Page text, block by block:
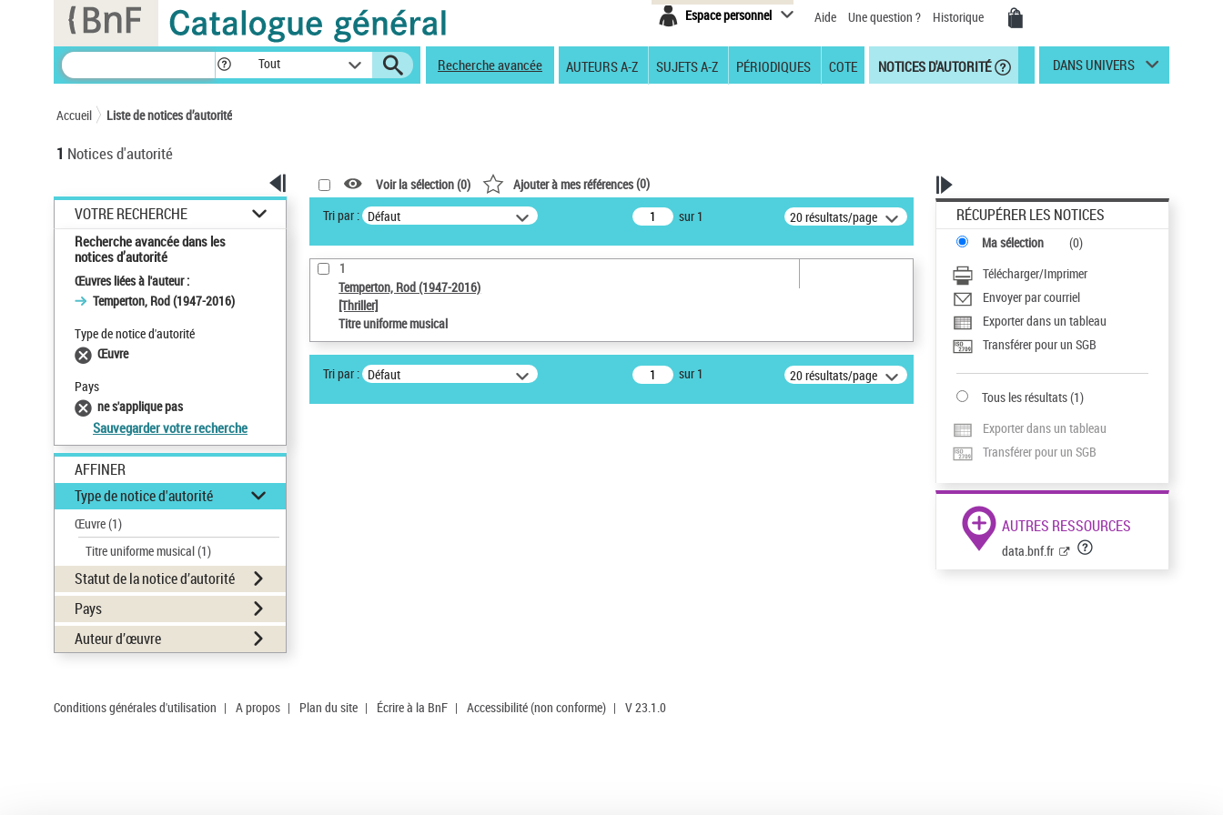
Espace personnel Aide Une question ? Historique
Tout Recherche avancée AUTEURS A-Z SUJETS A-Z PÉRIODIQUES COTE NOTICES D'AUTORITÉ DANS UNIVERS
Accueil Liste de notices d’autorité
1 Notices d'autorité
VOTRE RECHERCHE
Recherche avancée dans les
notices d’autorité
Œuvres liées à l'auteur :
Temperton, Rod (1947-2016)
Type de notice d'autorité
Œuvre
Pays
ne s'applique pas
Sauvegarder votre recherche
AFFINER
Type de notice d'autorité
Œuvre(1)
Titre uniforme musical(1)
Statut de la notice d’autorité
Pays
Auteur d’œuvre
Voir la sélection (0) Ajouter à mes références(0)
Tri par : Défaut sur 1 20 résultats/page
1
Temperton, Rod (1947-2016)
[Thriller]
Titre uniforme musical
Tri par : Défaut sur 1 20 résultats/page
RÉCUPÉRER LES NOTICES
Ma sélection (0)
Télécharger/Imprimer
Envoyer par courriel
Exporter dans un tableau
Transférer pour un SGB
Tous les résultats(1)
Exporter dans un tableau
Transférer pour un SGB
AUTRES RESSOURCES
data.bnf.fr
Conditions générales d'utilisation | A propos | Plan du site | Écrire à la BnF | Accessibilité (non conforme) | V 23.1.0
Panneau de gestion des cookies